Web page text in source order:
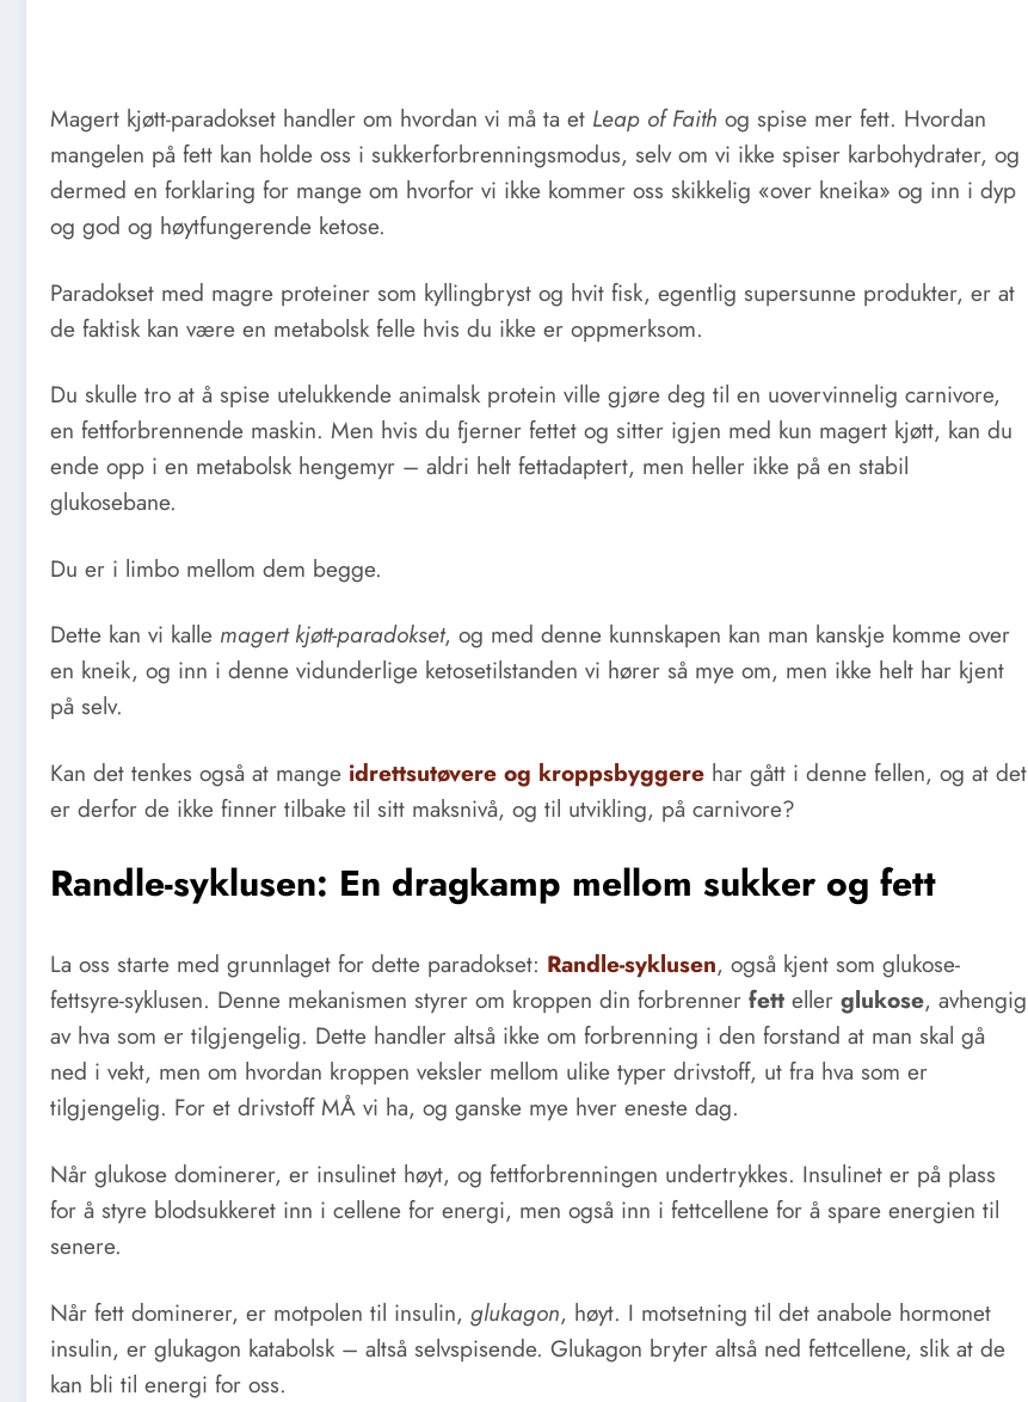
Magert kjøtt-paradokset handler om hvordan vi må ta et Leap of Faith og spise mer fett. Hvordan
mangelen på fett kan holde oss i sukkerforbrenningsmodus, selv om vi ikke spiser karbohydrater, og
dermed en forklaring for mange om hvorfor vi ikke kommer oss skikkelig «over kneika» og inn i dyp
og god og høytfungerende ketose.
Paradokset med magre proteiner som kyllingbryst og hvit fisk, egentlig supersunne produkter, er at
de faktisk kan være en metabolsk felle hvis du ikke er oppmerksom.
Du skulle tro at å spise utelukkende animalsk protein ville gjøre deg til en uovervinnelig carnivore,
en fettforbrennende maskin. Men hvis du fjerner fettet og sitter igjen med kun magert kjøtt, kan du
ende opp i en metabolsk hengemyr – aldri helt fettadaptert, men heller ikke på en stabil
glukosebane.
Du er i limbo mellom dem begge.
Dette kan vi kalle magert kjøtt-paradokset, og med denne kunnskapen kan man kanskje komme over
en kneik, og inn i denne vidunderlige ketosetilstanden vi hører så mye om, men ikke helt har kjent
på selv.
Kan det tenkes også at mange idrettsutøvere og kroppsbyggere har gått i denne fellen, og at det
er derfor de ikke finner tilbake til sitt maksnivå, og til utvikling, på carnivore?
Randle-syklusen: En dragkamp mellom sukker og fett
La oss starte med grunnlaget for dette paradokset: Randle-syklusen, også kjent som glukose-
fettsyre-syklusen. Denne mekanismen styrer om kroppen din forbrenner fett eller glukose, avhengig
av hva som er tilgjengelig. Dette handler altså ikke om forbrenning i den forstand at man skal gå
ned i vekt, men om hvordan kroppen veksler mellom ulike typer drivstoff, ut fra hva som er
tilgjengelig. For et drivstoff MÅ vi ha, og ganske mye hver eneste dag.
Når glukose dominerer, er insulinet høyt, og fettforbrenningen undertrykkes. Insulinet er på plass
for å styre blodsukkeret inn i cellene for energi, men også inn i fettcellene for å spare energien til
senere.
Når fett dominerer, er motpolen til insulin, glukagon, høyt. I motsetning til det anabole hormonet
insulin, er glukagon katabolsk – altså selvspisende. Glukagon bryter altså ned fettcellene, slik at de
kan bli til energi for oss.